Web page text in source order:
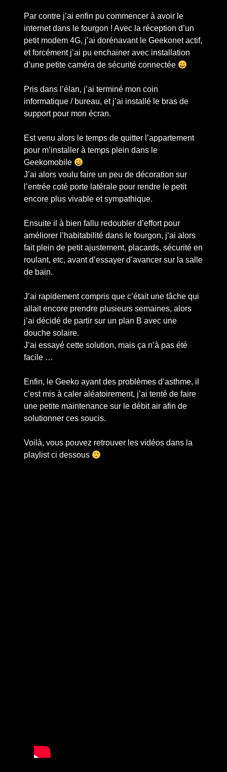
Par contre j’ai enfin pu commencer à avoir le
internet dans le fourgon ! Avec la réception d’un
petit modem 4G, j’ai dorénavant le Geekonet actif,
et forcément j’ai pu enchainer avec installation
d’une petite caméra de sécurité connectée
Pris dans l’élan, j’ai terminé mon coin
informatique / bureau, et j’ai installé le bras de
support pour mon écran.
Est venu alors le temps de quitter l’appartement
pour m’installer à temps plein dans le
Geekomobile
J’ai alors voulu faire un peu de décoration sur
l’entrée coté porte latérale pour rendre le petit
encore plus vivable et sympathique.
Ensuite il à bien fallu redoubler d’effort pour
améliorer l’habitabilité dans le fourgon, j’ai alors
fait plein de petit ajustement, placards, sécurité en
roulant, etc, avant d’essayer d’avancer sur la salle
de bain.
J’ai rapidement compris que c’était une tâche qui
allait encore prendre plusieurs semaines, alors
j’ai décidé de partir sur un plan B avec une
douche solaire.
J’ai essayé cette solution, mais ça n’à pas été
facile …
Enfin, le Geeko ayant des problèmes d’asthme, il
c’est mis à caler aléatoirement, j’ai tenté de faire
une petite maintenance sur le débit air afin de
solutionner ces soucis.
Voilà, vous pouvez retrouver les vidéos dans la
playlist ci dessous